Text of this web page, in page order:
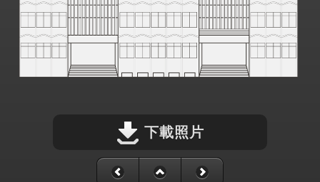
下載照片